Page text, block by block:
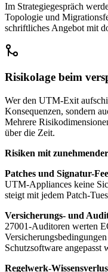
Im Strategiegespräch
Topologie und
schriftliches Angebot mit
Risikolage beim
Wer den UTM-Exit
Konsequenzen, sondern
Mehrere
über die Zeit.
Risiken mit
Patches und Signatur-
UTM-Appliances keine
steigt mit jedem Patch-
Versicherungs- und
27001-Auditoren werten
Schutzsoftware angepasst
Regelwerk-